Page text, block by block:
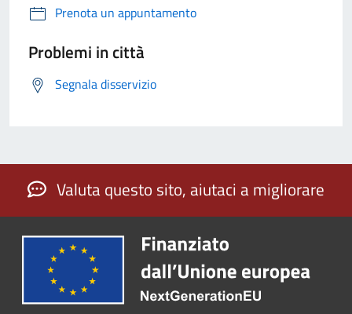
Prenota un appuntamento
Problemi in città
Segnala disservizio
Valuta questo sito, aiutaci a migliorare